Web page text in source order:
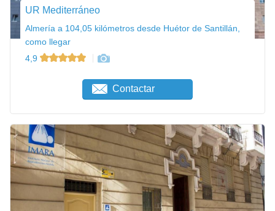
UR Mediterráneo
Almería a 104,05 kilómetros desde Huétor de Santillán,
como llegar
4,9
Contactar